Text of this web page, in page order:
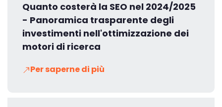
Quanto costerà la SEO nel 2024/2025
- Panoramica trasparente degli
investimenti nell'ottimizzazione dei
motori di ricerca
Per saperne di più